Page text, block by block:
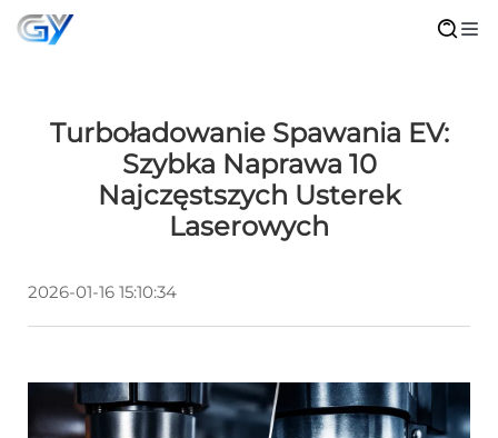
Turboładowanie Spawania EV:
Szybka Naprawa 10
Najczęstszych Usterek
Laserowych
2026-01-16 15:10:34